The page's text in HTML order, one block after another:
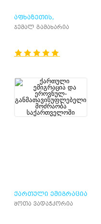
ᲐᲤᲮᲐᲖᲔᲗᲘᲡ,
ᲡᲐᲥᲐᲠᲗᲕᲔᲚᲝ,
ჯემალ გამახარია
ᲥᲐᲠᲗᲣᲚᲘ ᲔᲛᲘᲒᲠᲐᲪᲘᲐ
ᲓᲐ ᲔᲠᲝᲕᲜᲣᲚ-
შოთა ვადაჭკორია